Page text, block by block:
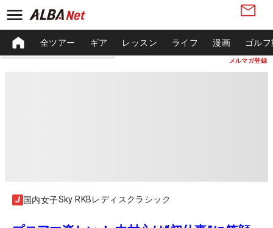
メルマガ登録
全ツアー ギア レッスン ライフ 漫画 ゴル
国内女子Sky RKBレディスクラシック